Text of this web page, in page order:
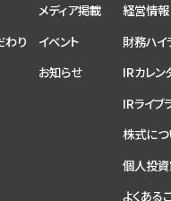
わり
メディア掲載
イベント
お知らせ
経営情報
財務ハイ
IRカレン
IRライブ
株式につ
個人投
よくある